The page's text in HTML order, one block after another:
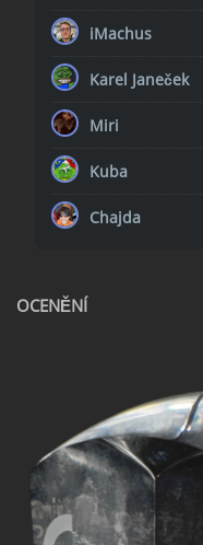
iMachus
Karel Janeček
Miri
Kuba
Chajda
OCENĚNÍ